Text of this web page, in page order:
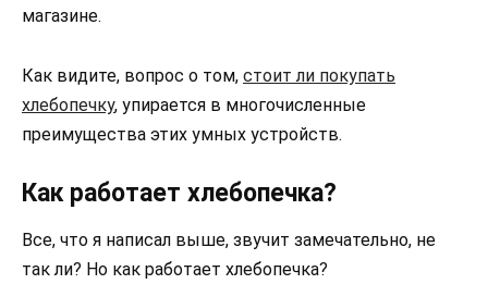
магазине.
Как видите, вопрос о том, стоит ли покупать
хлебопечку, упирается в многочисленные
преимущества этих умных устройств.
Как работает хлебопечка?
Все, что я написал выше, звучит замечательно, не
так ли? Но как работает хлебопечка?